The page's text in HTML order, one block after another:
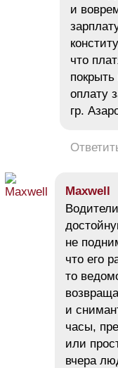
и
что
оплату
гр.
Maxwell
не
что его
то
и
часы,
или
вчера